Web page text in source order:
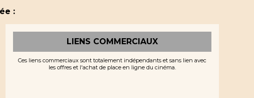
:
LIENS COMMERCIAUX
Ces liens commerciaux sont totalement indépendants et sans lien avec
les offres et l'achat de place en ligne du cinéma.